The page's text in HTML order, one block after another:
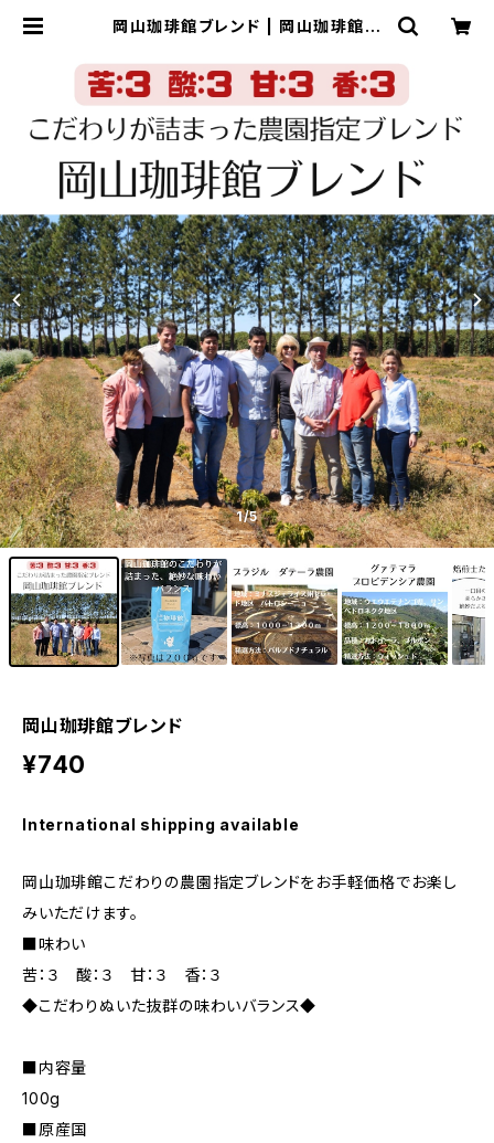
岡山珈琲館ブレンド | 岡山珈琲館焙
1/5
岡山珈琲館ブレンド
¥740
International shipping available
岡山珈琲館こだわりの農園指定ブレンドをお手軽価格でお楽し
みいただけます。
■味わい
苦：３ 酸：３ 甘：３ 香：３
◆こだわりぬいた抜群の味わいバランス◆
■内容量
100g
■原産国